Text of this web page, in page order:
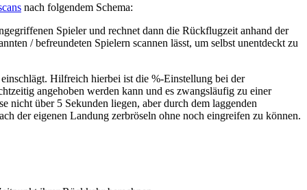
nach folgendem Schema:
Spieler und rechnet dann die Rückflugzeit anhand der
/ befreundeten Spielern scannen lässt, um selbst unentdeckt zu
Hilfreich hierbei ist die %-Einstellung bei der
angehoben werden kann und es zwangsläufig zu einer
nicht über 5 Sekunden liegen, aber durch dem laggenden
der eigenen Landung zerbröseln ohne noch eingreifen zu können.